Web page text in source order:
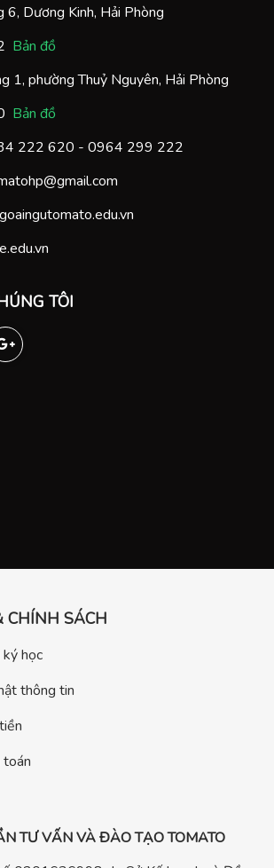
6, Dương Kinh, Hải Phòng
Bản đồ
1, phường Thuỷ Nguyên, Hải Phòng
Bản đồ
222 620 - 0964 299 222
TÔI
CHÍNH SÁCH
học
thông tin
toán
TƯ VẤN VÀ ĐÀO TẠO TOMATO